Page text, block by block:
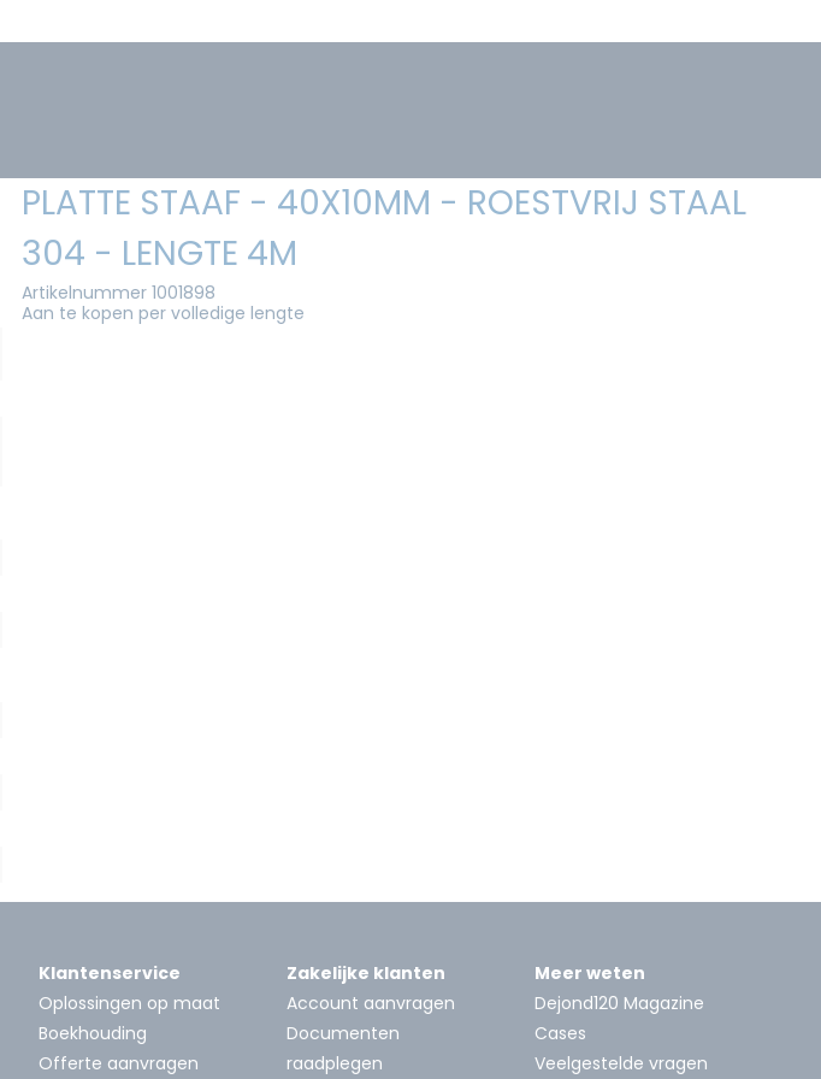
PLATTE STAAF - 40X10MM - ROESTVRIJ STAAL
304 - LENGTE 4M
Artikelnummer 1001898
Aan te kopen per volledige lengte
Klantenservice
Oplossingen op maat
Boekhouding
Offerte aanvragen
Zakelijke klanten
Account aanvragen
Documenten
raadplegen
Meer weten
Dejond120 Magazine
Cases
Veelgestelde vragen